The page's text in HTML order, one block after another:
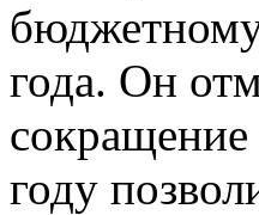
года. Он
году